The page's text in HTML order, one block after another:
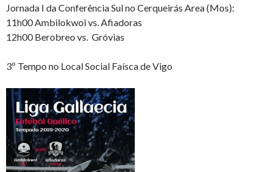
Jornada I da Conferência Sul no Cerqueirás Area (Mos):
11h00 Ambilokwoi vs. Afiadoras
12h00 Berobreo vs. Gróvias
3º Tempo no Local Social Faísca de Vigo